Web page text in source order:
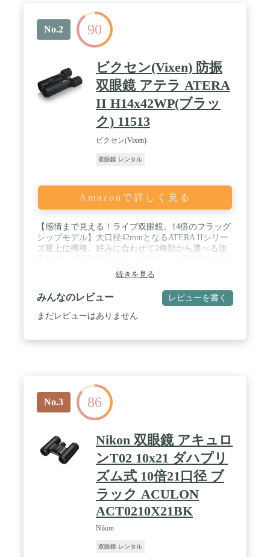
No.2 90
ビクセン(Vixen) 防振
双眼鏡 アテラ ATERA
II H14x42WP(ブラッ
ク) 11513
ビクセン(Vixen)
双眼鏡 レンタル
Amazonで詳しく見る
【感情まで見える！ライブ双眼鏡。14倍のフラッグ
シップモデル】大口径42mmとなるATERA IIシリー
ズ最上位機種。好みに合わせて2種類から選べる強
手持ちでも安定した視野が得られ、鳥の目の輝きや
羽根の模様など細部までしっかりと観察でき、近く
で見ているようなライブ感を楽しめます。 / 【防振
機構搭載！手ブレが気にならない安定した像】手持
ちで気軽にのぞけるのが双眼鏡の魅力ですが、手ブ
模様など細部の観察で威力を発揮します。 / 【好み
で選べる2種類の防振モード搭載】利用シーンに合
わせて選べる2種類の防振モードを搭載していま
す。V1モード：小刻みの微小な揺れを吸収します。
V2モード：ゆっくりとした大きな揺れを吸収しま
す。 / 【3つのコートでクッキリ、クリアな視界】
レンズ全面に反射防止多層膜コーティングを施した
フーリーマルチコートを採用。プリズムにはハレー
ションを低減し解像度を劇的にアップするフェイズ
コート、像の明るさをアップさせる高反射コートを
採用。3つのコートにより迷光や光量ロスを徹底排
除し、クッキリとした極めてクリアな視界が得られ
ます。 / 【単4電池でスタミナ30時間】電源にはア
ルカリ乾電池単4形2本を使用。地域を問わず入手し
どでも安心。しかも動作時間はATERA IIシリーズ
続きを見る
みんなのレビュー レビューを書く
まだレビューはありません
No.3 86
Nikon 双眼鏡 アキュロ
ンT02 10x21 ダハプリ
ズム式 10倍21口径 ブ
ラック ACULON
ACT0210X21BK
Nikon
双眼鏡 レンタル